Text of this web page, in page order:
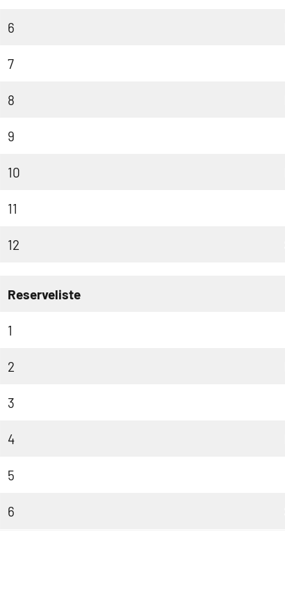
6
7
8
9
10
11
12
Reserveliste
1
2
3
4
5
6